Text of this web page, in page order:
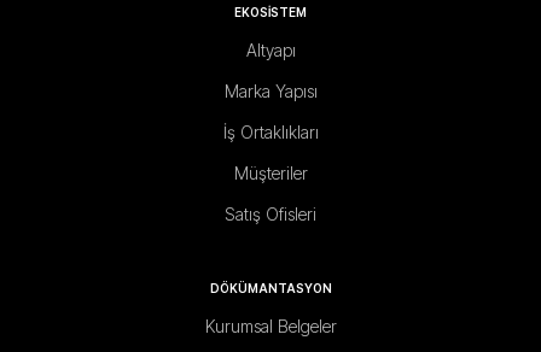
EKOSİSTEM
Altyapı
Marka Yapısı
İş Ortaklıkları
Müşteriler
Satış Ofisleri
DÖKÜMANTASYON
Kurumsal Belgeler